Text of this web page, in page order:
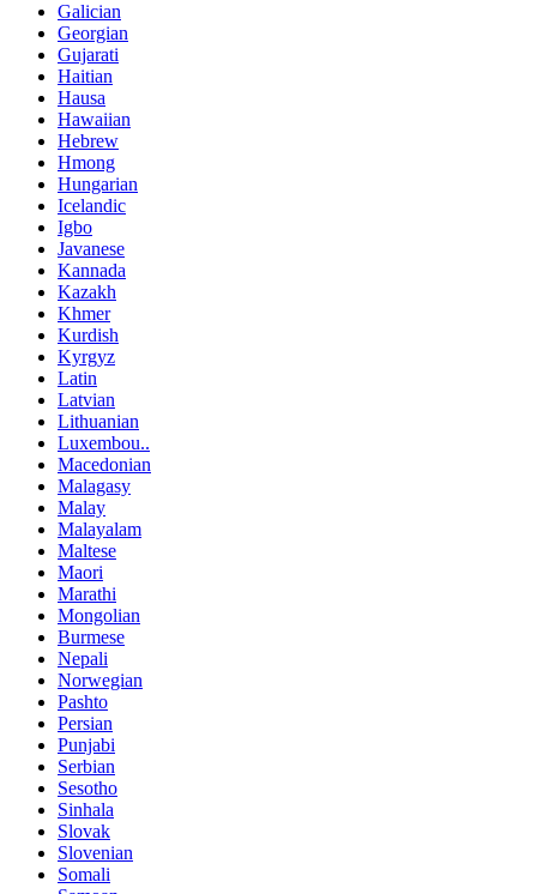
Galician
Georgian
Gujarati
Haitian
Hausa
Hawaiian
Hebrew
Hmong
Hungarian
Icelandic
Igbo
Javanese
Kannada
Kazakh
Khmer
Kurdish
Kyrgyz
Latin
Latvian
Lithuanian
Luxembou..
Macedonian
Malagasy
Malay
Malayalam
Maltese
Maori
Marathi
Mongolian
Burmese
Nepali
Norwegian
Pashto
Persian
Punjabi
Serbian
Sesotho
Sinhala
Slovak
Slovenian
Somali